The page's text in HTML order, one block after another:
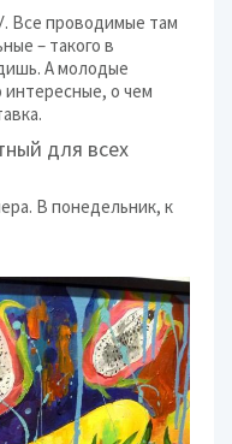
Все проводимые там
– такого в
А молодые
о чем
для всех
В понедельник, к